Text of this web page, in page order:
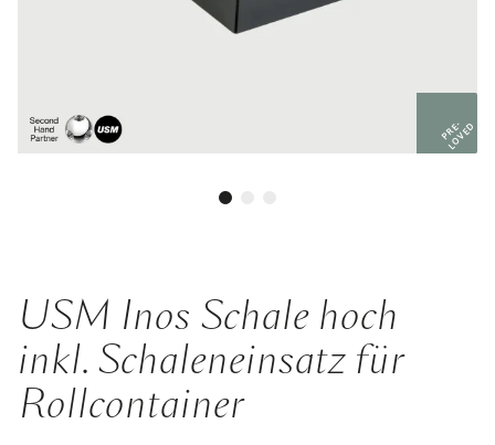
PRE-
LOVED
USM Inos Schale hoch
inkl. Schaleneinsatz für
Rollcontainer